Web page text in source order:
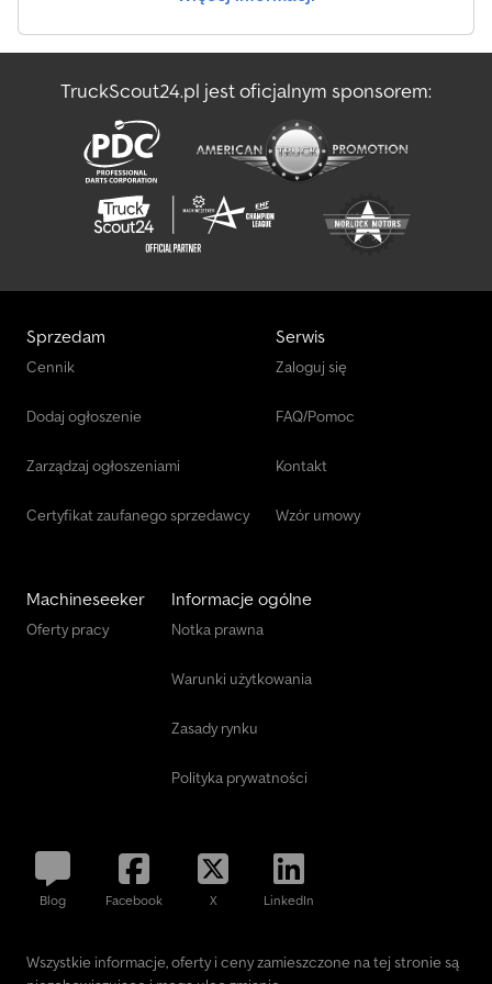
TruckScout24.pl jest oficjalnym sponsorem:
Sprzedam
Cennik
Dodaj ogłoszenie
Zarządzaj ogłoszeniami
Certyfikat zaufanego sprzedawcy
Serwis
Zaloguj się
FAQ/Pomoc
Kontakt
Wzór umowy
Machineseeker
Oferty pracy
Informacje ogólne
Notka prawna
Warunki użytkowania
Zasady rynku
Polityka prywatności
Blog Facebook X LinkedIn
Wszystkie informacje, oferty i ceny zamieszczone na tej stronie są